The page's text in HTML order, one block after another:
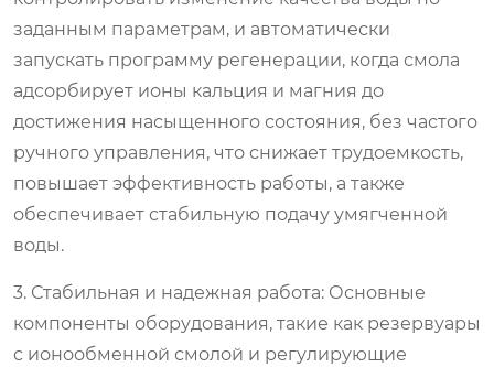
заданным параметрам, и автоматически
запускать программу регенерации, когда смола
адсорбирует ионы кальция и магния до
достижения насыщенного состояния, без частого
ручного управления, что снижает трудоемкость,
повышает эффективность работы, а также
обеспечивает стабильную подачу умягченной
воды.
3. Стабильная и надежная работа: Основные
компоненты оборудования, такие как резервуары
с ионообменной смолой и регулирующие